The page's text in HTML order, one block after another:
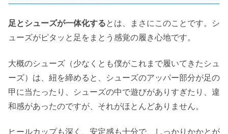
足とシューズが一体化するとは、まさにこのことです。シ
ューズがピタッと足をまとう感覚の履き心地です。
大概のシューズ（少なくとも僕がこれまで履いてきたシュ
ーズ）は、紐を締めると、シューズのアッパー部分が足の
甲に当たったり、シューズの中で遊びがありすぎたり、違
和感があったのですが、それがほとんどありません。
ヒールカップも深く、安定感も十分で、しっかりかかとが